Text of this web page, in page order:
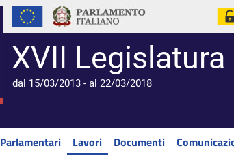
XVII Legislatura
dal 15/03/2013 - al 22/03/2018
Lavori Documenti